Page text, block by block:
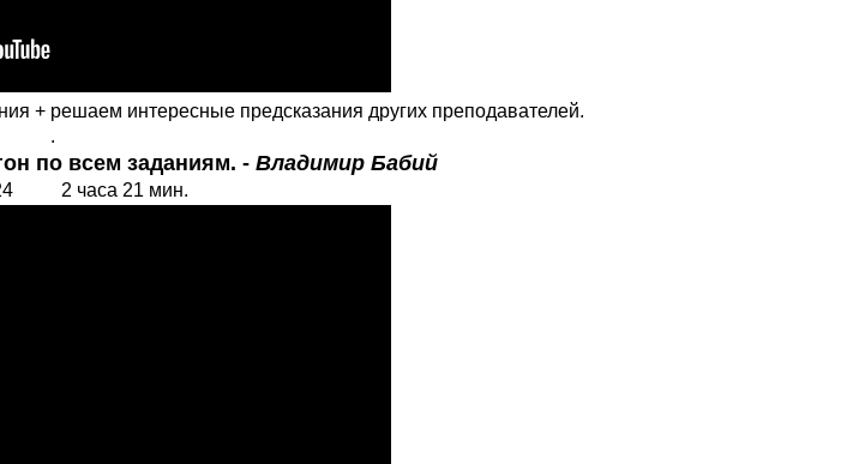
+ решаем интересные предсказания других преподавателей.
.
по всем заданиям. - Владимир Бабий
2 часа 21 мин.